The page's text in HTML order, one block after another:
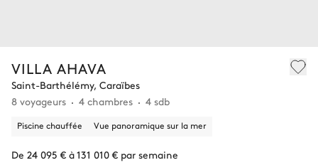
VILLA AHAVA
Saint-Barthélémy, Caraïbes
8 voyageurs
4 chambres 4 sdb
Piscine chauffée Vue panoramique sur la mer
De 24 095 € à 131 010 € par semaine